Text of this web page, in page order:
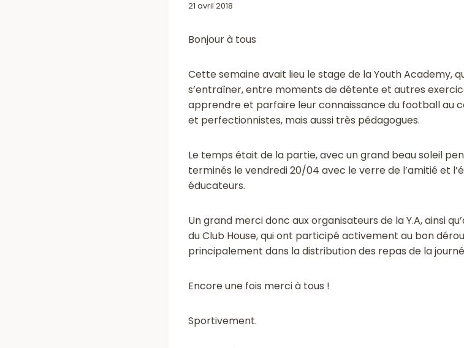
21 avril 2018
Bonjour à tous
Cette semaine avait lieu le stage de la Youth Academy,
s’entraîner, entre moments de détente et autres
apprendre et parfaire leur connaissance du football au
et perfectionnistes, mais aussi très pédagogues.
Le temps était de la partie, avec un grand beau soleil
terminés le vendredi 20/04 avec le verre de l’amitié et
éducateurs.
Un grand merci donc aux organisateurs de la Y.A, ainsi
du Club House, qui ont participé activement au bon
principalement dans la distribution des repas de la
Encore une fois merci à tous !
Sportivement.